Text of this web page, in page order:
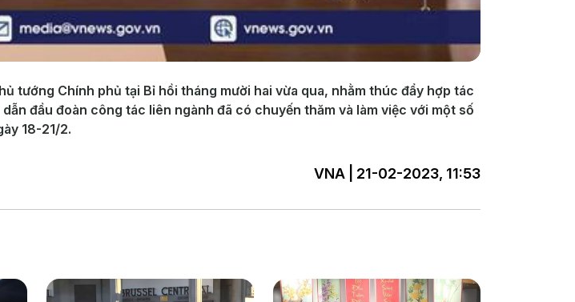
tướng Chính phủ tại Bỉ hồi tháng mười hai vừa qua, nhằm thúc đẩy hợp tác
đầu đoàn công tác liên ngành đã có chuyến thăm và làm việc với một số
18-21/2.
VNA | 21-02-2023, 11:53